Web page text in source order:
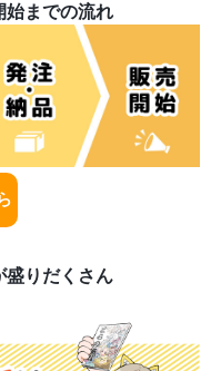
始までの流れ
盛りだくさん